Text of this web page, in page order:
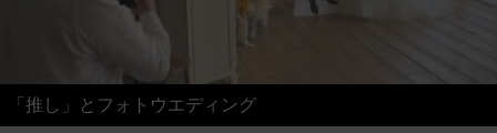
「推し」とフォトウエディング